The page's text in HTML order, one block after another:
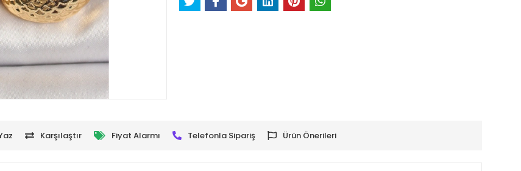
Karşılaştır Fiyat Alarmı Telefonla Sipariş Ürün Önerileri